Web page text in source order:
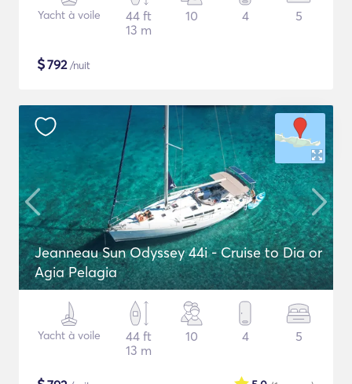
Yacht à voile
44 ft
13 m
10 4 5
$792/nuit
Jeanneau Sun Odyssey 44i - Cruise to Dia or
Agia Pelagia
Yacht à voile
44 ft
13 m
10 4 5